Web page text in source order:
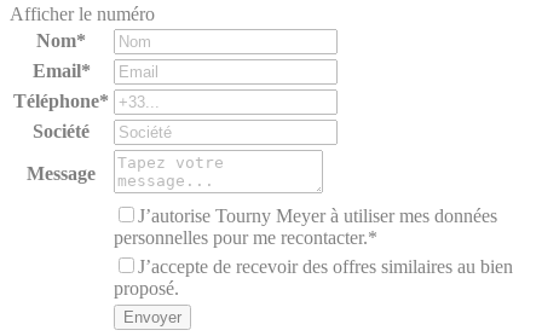
Afficher le numéro
Nom*
Email*
Téléphone*
Société
Message
J’autorise Tourny Meyer à utiliser mes données
personnelles pour me recontacter.*
J’accepte de recevoir des offres similaires au bien
proposé.